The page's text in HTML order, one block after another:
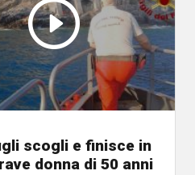
scogli e finisce in
donna di 50 anni